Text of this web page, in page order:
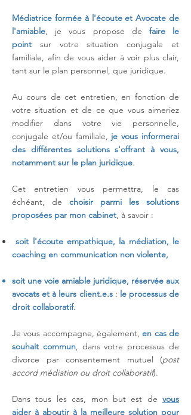
Médiatrice formée à l'écoute et Avocate de
l'amiable, je vous propose de faire le
point sur votre situation conjugale et
familiale, afin de vous aider à voir plus clair,
tant sur le plan personnel, que juridique.
Au cours de cet entretien, en fonction de
votre situation et de ce que vous aimeriez
modifier dans votre vie personnelle,
conjugale et/ou familiale, je vous informerai
des différentes solutions s'offrant à vous,
notamment sur le plan juridique.
Cet entretien vous permettra, le cas
échéant, de choisir parmi les solutions
proposées par mon cabinet, à savoir :
soit l'écoute empathique, la médiation, le
coaching en communication non violente,
soit une voie amiable juridique, réservée aux
avocats et à leurs client.e.s: le processus de
droit collaboratif.
Je vous accompagne, également,en cas de
souhait commun, dans votre processus de
divorce par consentement mutuel (post
accord médiation ou droit collaboratif).
Dans tous les cas, mon but est de vous
aider à aboutir à la meilleure solution pour